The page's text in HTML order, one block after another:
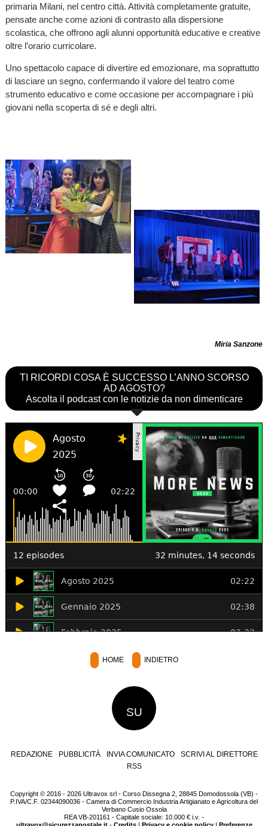
primaria Milani, nel centro città. Attività completamente gratuite,
pensate anche come azioni di contrasto alla dispersione
scolastica, che offrono agli alunni opportunità educative e creative
oltre l’orario curricolare.
Uno spettacolo capace di divertire ed emozionare, ma soprattutto
di lasciare un segno, confermando il valore del teatro come
strumento educativo e come occasione per accompagnare i più
giovani nella scoperta di sé e degli altri.
Miria Sanzone
TI RICORDI COSA È SUCCESSO L’ANNO SCORSO
AD AGOSTO?
Ascolta il podcast con le notizie da non dimenticare
HOME INDIETRO
SU
REDAZIONE PUBBLICITÀ INVIA COMUNICATO
SCRIVI AL DIRETTORE
RSS
Copyright © 2016 - 2026 Ultravox srl - Corso Dissegna 2, 28845 Domodossola (VB) -
P.IVA/C.F. 02344090036 - Camera di Commercio Industria Artigianato e Agricoltura del
Verbano Cusio Ossola
REA VB-201161 - Capitale sociale: 10.000 € i.v. -